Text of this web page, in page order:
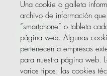
Una cookie o galleta
archivo de información
“smartphone” o tableta
página web. Algunas
pertenecen a empresas
para nuestra página web.
varios tipos: las cookies